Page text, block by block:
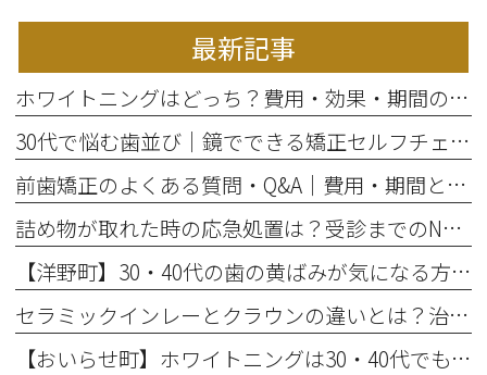
最新記事
ホワイトニングはどっち？費用・効果・期間の違いから選び方を解説
30代で悩む歯並び｜鏡でできる矯正セルフチェックと将来のリスク
前歯矯正のよくある質問・Q&A｜費用・期間と部分矯正の適応を解説
詰め物が取れた時の応急処置は？受診までのNG行動と放置リスク
【洋野町】30・40代の歯の黄ばみが気になる方へ｜ホワイトニングで変わる歯と印象
セラミックインレーとクラウンの違いとは？治療範囲別に適した選択肢を解説
【おいらせ町】ホワイトニングは30・40代でも効果ある？年代別の特徴と始める前に知っておきたいこと